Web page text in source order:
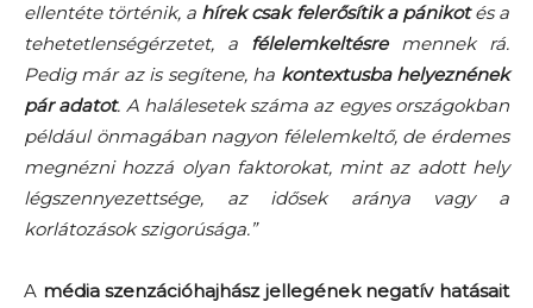
ellentéte történik, a hírek csak felerősítik a pánikotés a
tehetetlenségérzetet, a félelemkeltésremennek rá.
Pedig már az is segítene, ha kontextusba helyeznének
pár adatot. A halálesetek száma az egyes országokban
például önmagában nagyon félelemkeltő, de érdemes
megnézni hozzá olyan faktorokat, mint az adott hely
légszennyezettsége, az idősek aránya vagy a
korlátozások szigorúsága.”
A média szenzációhajhász jellegének negatív hatásait